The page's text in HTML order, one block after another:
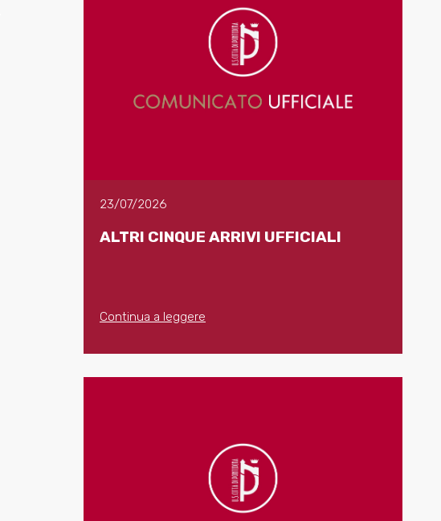
23/07/2026
ALTRI CINQUE ARRIVI UFFICIALI
Continua a leggere